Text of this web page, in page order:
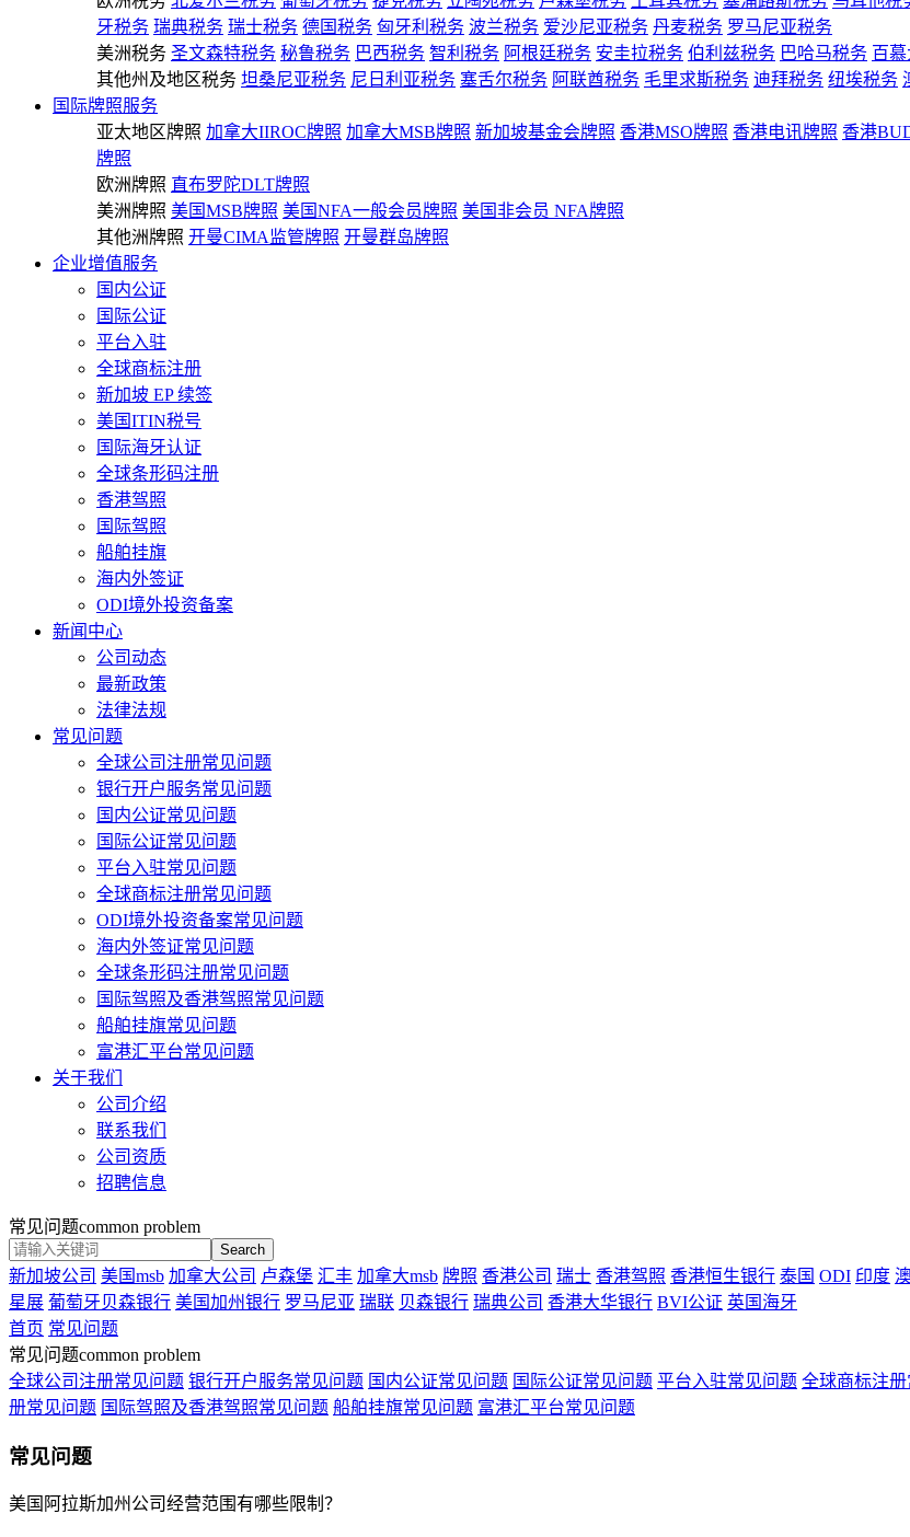
牙税务 瑞典税务 瑞士税务 德国税务 匈牙利税务 波兰税务 爱沙尼亚税务 丹麦税务 罗马尼亚税务
美洲税务 圣文森特税务 秘鲁税务 巴西税务 智利税务 阿根廷税务 安圭拉税务 伯利兹税务 巴哈马税务 百
其他州及地区税务 坦桑尼亚税务 尼日利亚税务 塞舌尔税务 阿联酋税务 毛里求斯税务 迪拜税务 纽埃税务
国际牌照服务
亚太地区牌照 加拿大IIROC牌照 加拿大MSB牌照 新加坡基金会牌照 香港MSO牌照 香港电讯牌照 香港
牌照
欧洲牌照 直布罗陀DLT牌照
美洲牌照 美国MSB牌照 美国NFA一般会员牌照 美国非会员 NFA牌照
其他洲牌照 开曼CIMA监管牌照 开曼群岛牌照
企业增值服务
国内公证
国际公证
平台入驻
全球商标注册
新加坡 EP 续签
美国ITIN税号
国际海牙认证
全球条形码注册
香港驾照
国际驾照
船舶挂旗
海内外签证
ODI境外投资备案
新闻中心
公司动态
最新政策
法律法规
常见问题
全球公司注册常见问题
银行开户服务常见问题
国内公证常见问题
国际公证常见问题
平台入驻常见问题
全球商标注册常见问题
ODI境外投资备案常见问题
海内外签证常见问题
全球条形码注册常见问题
国际驾照及香港驾照常见问题
船舶挂旗常见问题
富港汇平台常见问题
关于我们
公司介绍
联系我们
公司资质
招聘信息
常见问题common problem
Search
新加坡公司 美国msb 加拿大公司 卢森堡 汇丰 加拿大msb 牌照 香港公司 瑞士 香港驾照 香港恒生银行 泰国 ODI 印度
星展 葡萄牙贝森银行 美国加州银行 罗马尼亚 瑞联 贝森银行 瑞典公司 香港大华银行 BVI公证 英国海牙
首页 常见问题
常见问题common problem
全球公司注册常见问题 银行开户服务常见问题 国内公证常见问题 国际公证常见问题 平台入驻常见问题 全球商标注
册常见问题 国际驾照及香港驾照常见问题 船舶挂旗常见问题 富港汇平台常见问题
常见问题
美国阿拉斯加州公司经营范围有哪些限制？